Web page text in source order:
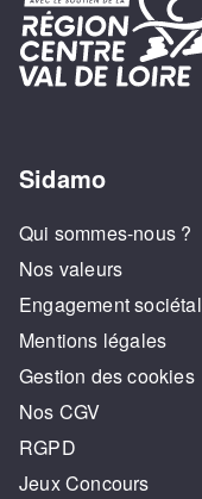
Sidamo
Qui sommes-nous ?
Nos valeurs
Engagement sociétal
Mentions légales
Gestion des cookies
Nos CGV
RGPD
Jeux Concours